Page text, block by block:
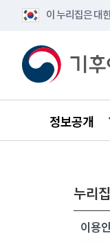
이 누리집은 대
정보공개
누리
이용